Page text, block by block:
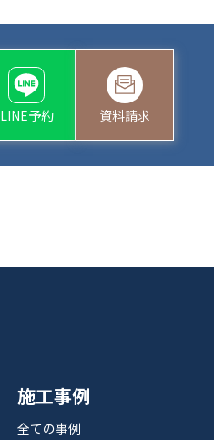
LINE予約 資料請求
施工事例
全ての事例